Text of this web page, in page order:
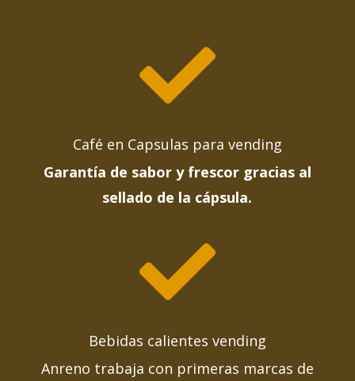

Café en Capsulas para vending
Garantía de sabor y frescor gracias al
sellado de la cápsula.

Bebidas calientes vending
Anreno trabaja con primeras marcas de